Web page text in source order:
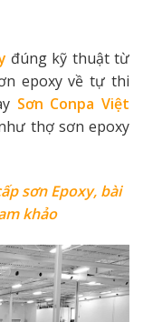
đúng kỹ thuật từ
epoxy về tự thi
Sơn Conpa Việt
thợ sơn epoxy
sơn Epoxy, bài
khảo